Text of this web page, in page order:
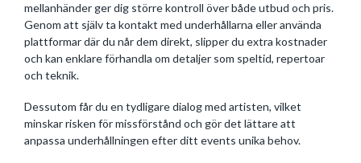
mellanhänder ger dig större kontroll över både utbud och pris.
Genom att själv ta kontakt med underhållarna eller använda
plattformar där du når dem direkt, slipper du extra kostnader
och kan enklare förhandla om detaljer som speltid, repertoar
och teknik.
Dessutom får du en tydligare dialog med artisten, vilket
minskar risken för missförstånd och gör det lättare att
anpassa underhållningen efter ditt events unika behov.